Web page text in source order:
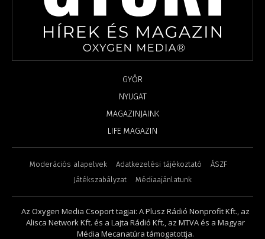
GYŐR
NYUGAT
MAGAZINJAINK
LIFE MAGAZIN
Moderációs alapelvek Adatkezelési tájékoztató
ÁSZF
Játékszabályzat
Médiaajánlatunk
Az Oxygen Media Csoport tagjai: A Plusz Rádió Nonprofit Kft., az
Alisca Network Kft. és a Lajta Rádió Kft., az MTVA és a Magyar
Média Mecanatúra támogatottja.